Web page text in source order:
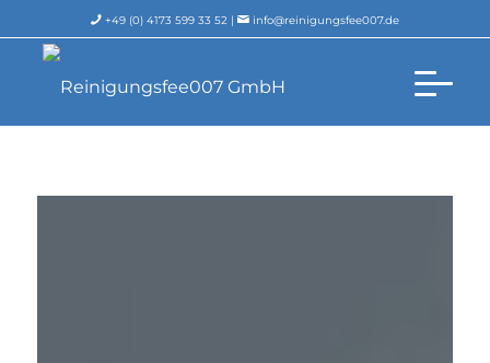
+49 (0) 4173 599 33 52 | info@reinigungsfee007.de